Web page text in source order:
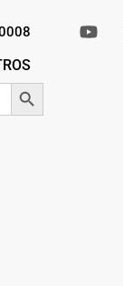
Botón de búsqueda